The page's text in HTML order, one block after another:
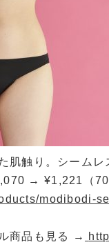
肌触り。シーム
→ ¥1,221（
modibodi-
商品も見る →